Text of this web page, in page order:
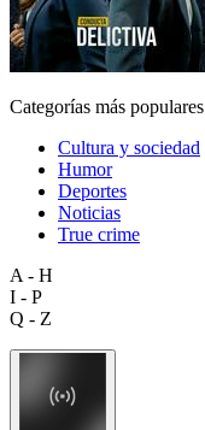
Categorías más populares
Cultura y sociedad
Humor
Deportes
Noticias
True crime
A - H
I - P
Q - Z